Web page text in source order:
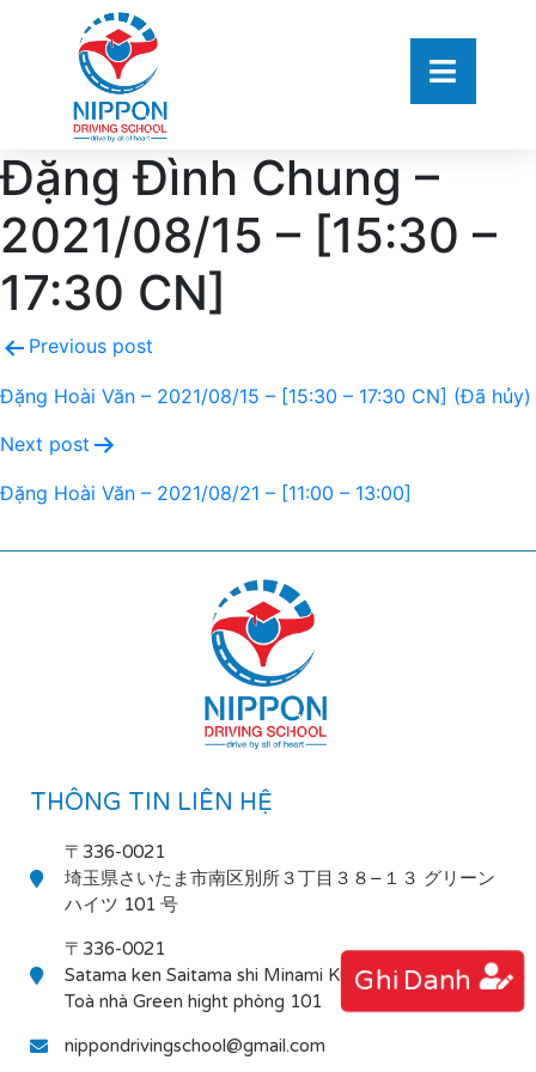
Đặng Đình Chung –
2021/08/15 – [15:30 –
17:30 CN]
Previous post
Đặng Hoài Văn – 2021/08/15 – [15:30 – 17:30 CN] (Đã hủy)
Next post
Đặng Hoài Văn – 2021/08/21 – [11:00 – 13:00]
Ghi Danh
THÔNG TIN LIÊN HỆ
〒336-0021
埼玉県さいたま市南区別所３丁目３８−１３ グリーン
ハイツ 101 号
〒336-0021
Satama ken Saitama shi Minami Ku Bessho 3-38-13
Toà nhà Green hight phòng 101
nippondrivingschool@gmail.com